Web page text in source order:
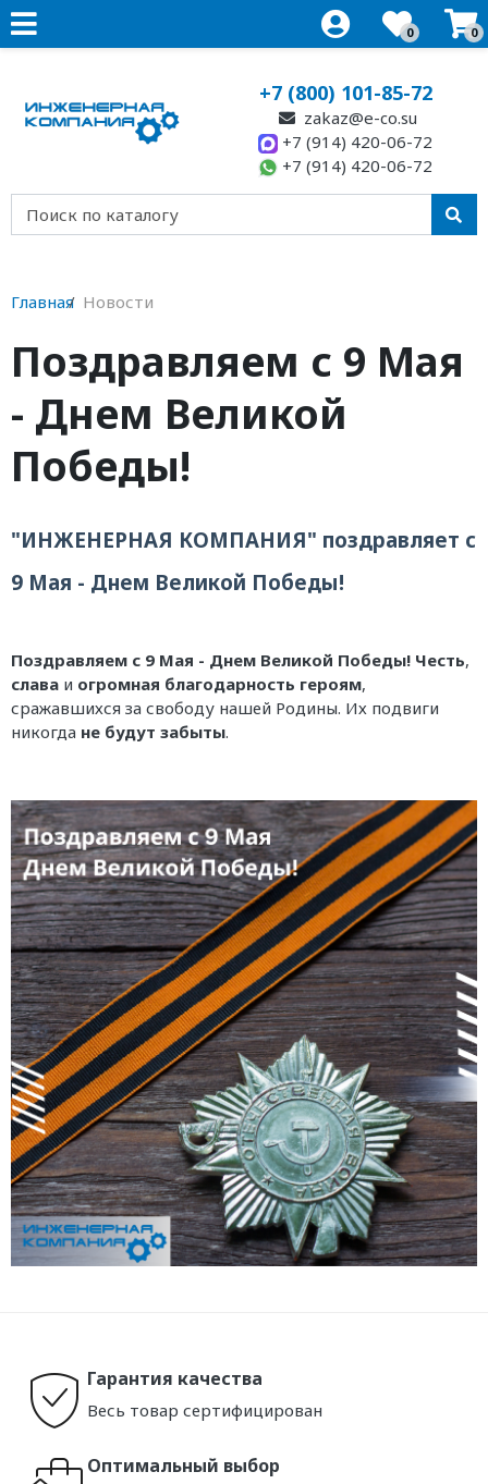
0 0
+7 (800) 101-85-72
zakaz@e-co.su
+7 (914) 420-06-72
+7 (914) 420-06-72
Главная Новости
Поздравляем с 9 Мая
- Днем Великой
Победы!
"ИНЖЕНЕРНАЯ КОМПАНИЯ" поздравляет с
9 Мая - Днем Великой Победы!
Поздравляем с 9 Мая - Днем Великой Победы! Честь,
слава и огромная благодарность героям,
сражавшихся за свободу нашей Родины. Их подвиги
никогда не будут забыты.
Гарантия качества
Весь товар сертифицирован
Оптимальный выбор